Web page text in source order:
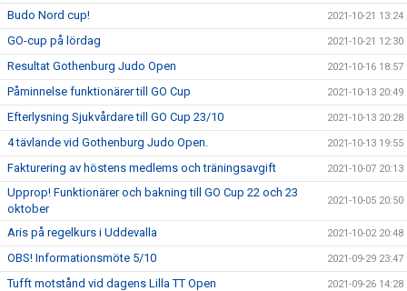
Budo Nord cup! 2021-10-21 13:24
GO-cup på lördag 2021-10-21 12:30
Resultat Gothenburg Judo Open 2021-10-16 18:57
Påminnelse funktionärer till GO Cup 2021-10-13 20:49
Efterlysning Sjukvårdare till GO Cup 23/10 2021-10-13 20:28
4 tävlande vid Gothenburg Judo Open. 2021-10-13 19:55
Fakturering av höstens medlems och träningsavgift 2021-10-07 20:13
Upprop! Funktionärer och bakning till GO Cup 22 och 23
oktober
2021-10-05 20:50
Aris på regelkurs i Uddevalla 2021-10-02 20:48
OBS! Informationsmöte 5/10 2021-09-29 23:47
Tufft motstånd vid dagens Lilla TT Open 2021-09-26 14:28